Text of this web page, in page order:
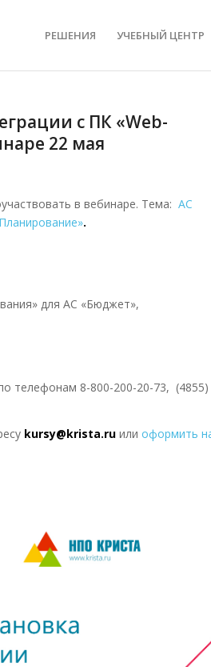
РЕШЕНИЯ УЧЕБНЫЙ ЦЕНТР
с ПК «Web-
22 мая
в вебинаре. Тема: АС
.
для АС «Бюджет»,
телефонам 8-800-200-20-73, (4855)
kursy@krista.ru или оформить